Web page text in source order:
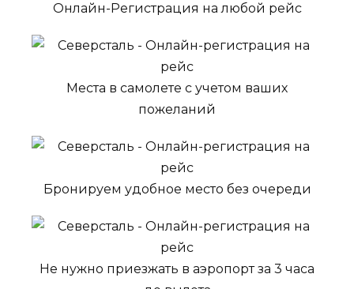
Онлайн-Регистрация на любой рейс
Места в самолете с учетом ваших
пожеланий
Бронируем удобное место без очереди
Не нужно приезжать в аэропорт за 3 часа